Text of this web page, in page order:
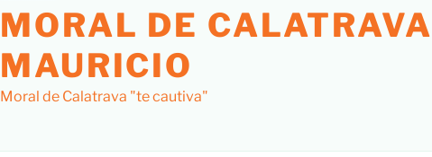
MORAL DE
MAURICIO
Moral de Calatrava "te cautiva"